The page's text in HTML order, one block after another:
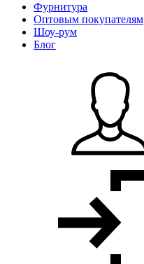
Фурнитура
Оптовым покупателям
Шоу-рум
Блог